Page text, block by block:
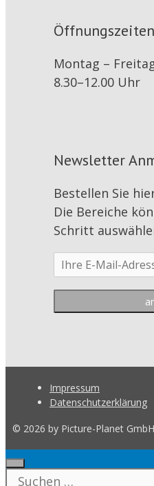
Öffnungszeiten
Montag –
8.30–12.00 Uhr
Newsletter
Bestellen Sie
Die Bereiche
Schritt
Impressum
Datenschutzerklärung
© 2026 by Picture-Planet GmbH
Close
Suche